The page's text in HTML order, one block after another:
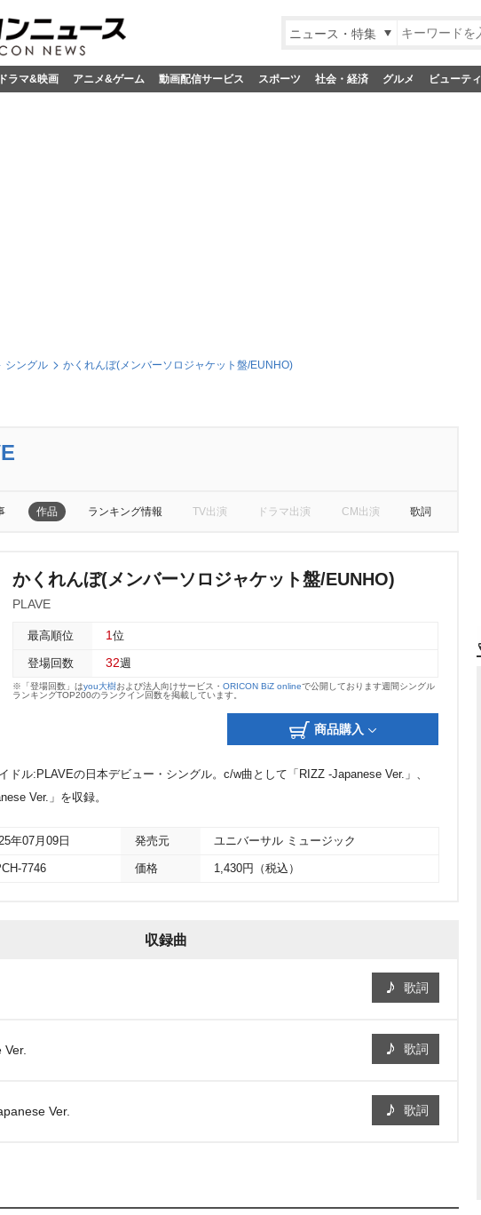
ニュース・特集
ドラマ&映画 アニメ&ゲーム 動画配信サービス スポーツ 社会・経済 グルメ ビューティ
シングル かくれんぼ(メンバーソロジャケット盤/EUNHO)
作品 ランキング情報 TV出演 ドラマ出演 CM出演 歌詞
かくれんぼ(メンバーソロジャケット盤/EUNHO)
PLAVE
最高順位 1 位
登場回数 32週
※「登場回数」はyou大樹および法人向けサービス・ ORICON BiZ onlineで公開しております週間シングル
ランキングTOP200のランクイン回数を掲載しています。
商品購入
ドル:PLAVEの日本デビュー・シングル。c/w曲として「RIZZ -Japanese Ver.」、
Ver.」を収録。
年07月09日 発売元 ユニバーサル ミュージック
7746 価格 1,430円（税込）
収録曲
歌詞
歌詞
Ver. 歌詞